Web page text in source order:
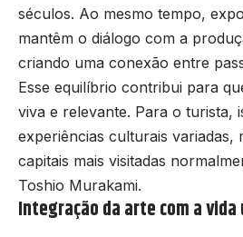
séculos. Ao mesmo tempo,
mantêm o diálogo com a
criando uma conexão entre
Esse equilíbrio contribui para
viva e relevante. Para o turista,
experiências culturais variadas,
capitais mais visitadas
Toshio Murakami.
Integração da arte com a vida